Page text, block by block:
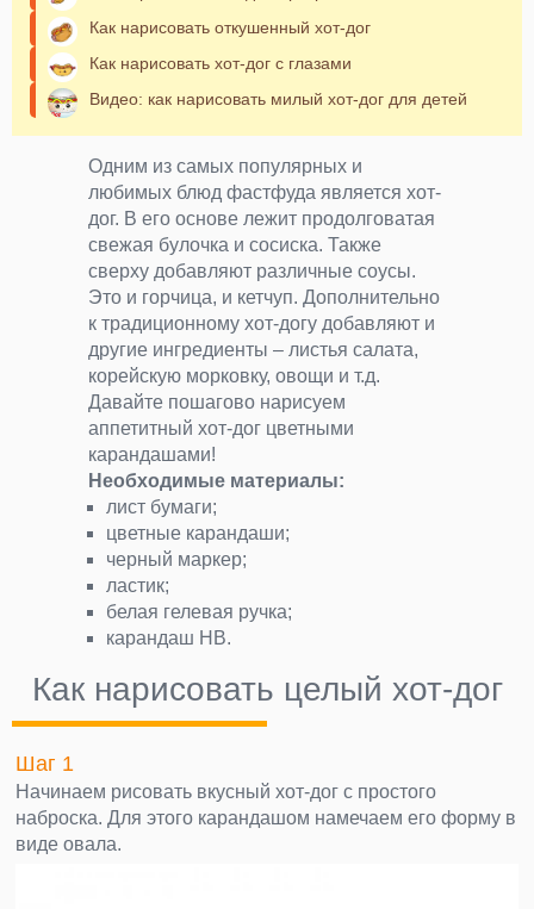
Как нарисовать откушенный хот-дог
Как нарисовать хот-дог с глазами
Видео: как нарисовать милый хот-дог для детей
Одним из самых популярных и
любимых блюд фастфуда является хот-
дог. В его основе лежит продолговатая
свежая булочка и сосиска. Также
сверху добавляют различные соусы.
Это и горчица, и кетчуп. Дополнительно
к традиционному хот-догу добавляют и
другие ингредиенты – листья салата,
корейскую морковку, овощи и т.д.
Давайте пошагово нарисуем
аппетитный хот-дог цветными
карандашами!
Необходимые материалы:
лист бумаги;
цветные карандаши;
черный маркер;
ластик;
белая гелевая ручка;
карандаш НВ.
Как нарисовать целый хот-дог
Шаг 1
Начинаем рисовать вкусный хот-дог с простого
наброска. Для этого карандашом намечаем его форму в
виде овала.